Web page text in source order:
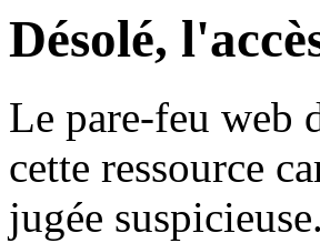
Désolé,
Le pare-feu web
cette ressource
jugée suspicieuse.